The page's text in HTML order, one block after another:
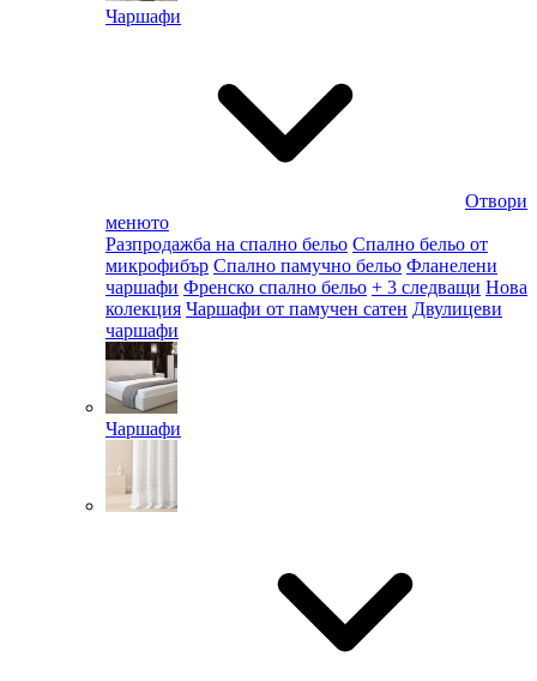
Чаршафи
Отвори
менюто
Разпродажба на спално бельо Спално бельо от
микрофибър Спално памучно бельо Фланелени
чаршафи Френско спално бельо + 3 следващи Нова
колекция Чаршафи от памучен сатен Двулицеви
чаршафи
Чаршафи